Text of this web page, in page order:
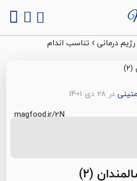
درمانی تناسب اندام
در 28 دی 1401
magfood.ir/2N
(۲)